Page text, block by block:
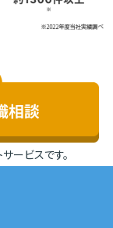
ービスです。